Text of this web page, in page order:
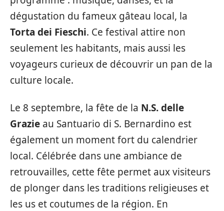
dégustation du fameux gâteau local, la
Torta dei Fieschi. Ce festival attire non
seulement les habitants, mais aussi les
voyageurs curieux de découvrir un pan de la
culture locale.
Le 8 septembre, la fête de la N.S. delle
Grazie au Santuario di S. Bernardino est
également un moment fort du calendrier
local. Célébrée dans une ambiance de
retrouvailles, cette fête permet aux visiteurs
de plonger dans les traditions religieuses et
les us et coutumes de la région. En